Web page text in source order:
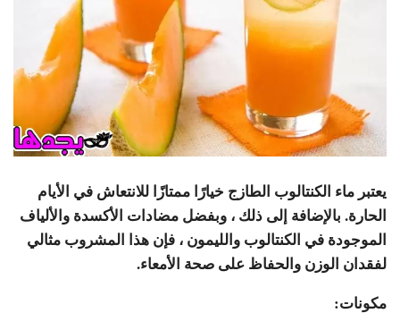
يعتبر ماء الكنتالوب الطازج خيارًا ممتازًا للانتعاش في الأيام
الحارة. بالإضافة إلى ذلك ، وبفضل مضادات الأكسدة والألياف
الموجودة في الكنتالوب والليمون ، فإن هذا المشروب مثالي
لفقدان الوزن والحفاظ على صحة الأمعاء.
مكونات: